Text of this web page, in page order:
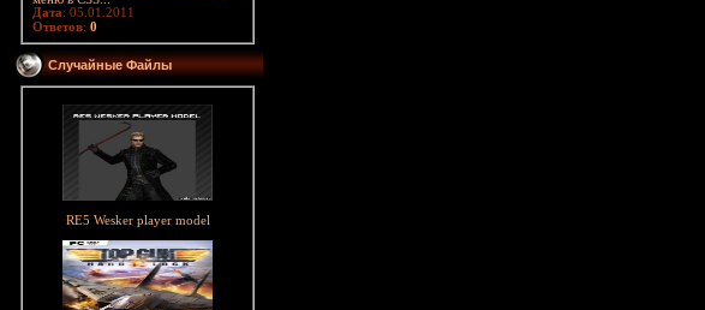
Дата: 05.01.2011
Ответов: 0
Случайные Файлы
RE5 Wesker player model